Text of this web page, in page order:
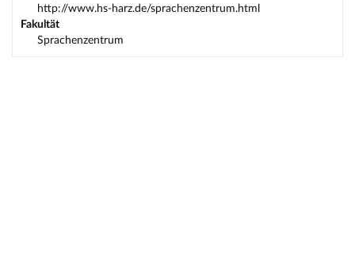
http://www.hs-harz.de/sprachenzentrum.html
Fakultät
Sprachenzentrum